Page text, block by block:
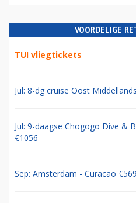
VOORDELIGE
TUI vliegtickets
Jul: 8-dg cruise Oost
Jul: 9-daagse Chogogo Dive &
€1056
Sep: Amsterdam - Curacao €569